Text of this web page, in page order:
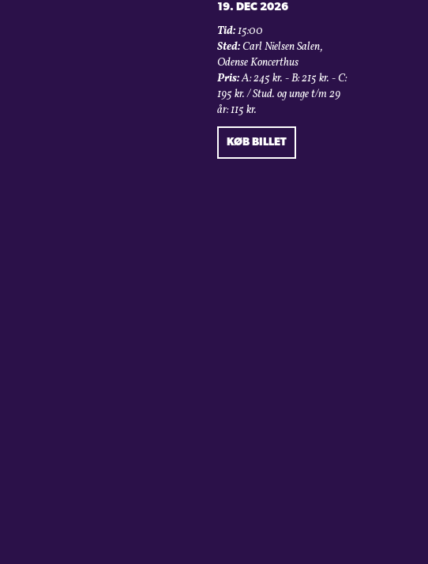
19. DEC 2026
Tid:15:00
Sted:Carl Nielsen Salen,
Odense Koncerthus
Pris:A: 245 kr. - B: 215 kr. - C:
195 kr. / Stud. og unge t/m 29
år: 115 kr.
KØB BILLET